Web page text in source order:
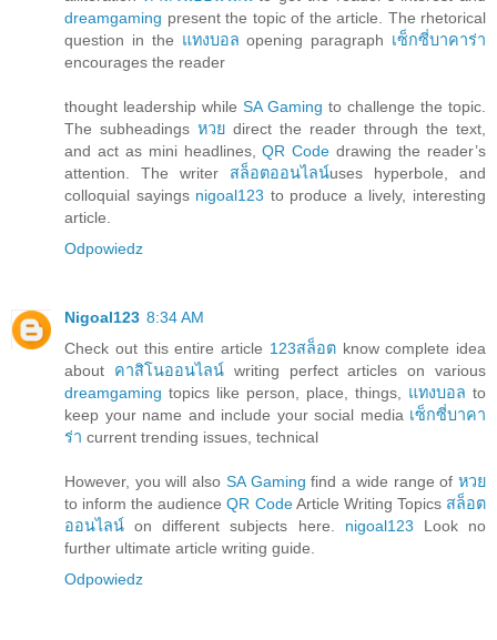
dreamgaming present the topic of the article. The rhetorical
question in the แทงบอล opening paragraph เซ็กซี่บาคาร่า
encourages the reader
thought leadership while SA Gaming to challenge the topic.
The subheadings หวย direct the reader through the text,
and act as mini headlines,QR Code drawing the reader’s
attention. The writer สล็อตออนไลน์uses hyperbole, and
colloquial sayings nigoal123 to produce a lively, interesting
article.
Odpowiedz
Nigoal123 8:34 AM
Check out this entire article 123สล็อตknow complete idea
about คาสิโนออนไลน์writing perfect articles on various
dreamgaming topics like person, place, things, แทงบอล to
keep your name and include your social media เซ็กซี่บาคา
ร่า current trending issues, technical
However, you will also SA Gaming find a wide range ofหวย
to inform the audienceQR CodeArticle Writing Topics สล็อต
ออนไลน์ on different subjects here. nigoal123 Look no
further ultimate article writing guide.
Odpowiedz